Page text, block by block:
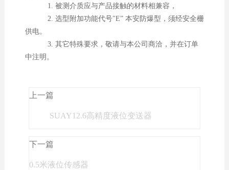
1. 被测介质应与产品接触的材料相兼容，
2. 选型附加功能代号"E” 本安防爆型，须经安全栅
供电。
3. 其它特殊要求，敬请与本公司商洽，并在订单
中注明。
上一篇
SUAY12.6高精度液位变送器
下一篇
0.5米液位传感器